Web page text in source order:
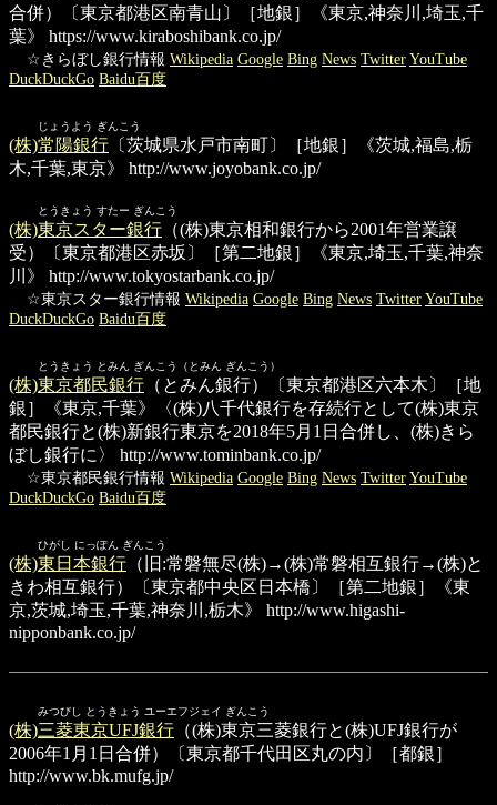
合併）〔東京都港区南青山〕［地銀］《東京,神奈川,埼玉,千
葉》
https://www.kiraboshibank.co.jp/
☆きらぼし銀行情報 Wikipedia Google Bing News Twitter YouTube
DuckDuckGo Baidu百度
じょうよう ぎんこう
(株)常陽銀行 〔茨城県水戸市南町〕［地銀］《茨城,福島,栃
木,千葉,東京》
http://www.joyobank.co.jp/
とうきょう すたー ぎんこう
(株)東京スター銀行 （(株)東京相和銀行から2001年営業譲
受）〔東京都港区赤坂〕［第二地銀］《東京,埼玉,千葉,神奈
川》
http://www.tokyostarbank.co.jp/
☆東京スター銀行情報 Wikipedia Google Bing News Twitter YouTube
DuckDuckGo Baidu百度
とうきょう とみん ぎんこう（とみん ぎんこう）
(株)東京都民銀行 （とみん銀行）〔東京都港区六本木〕［地
銀］《東京,千葉》〈(株)八千代銀行を存続行として(株)東京
都民銀行と(株)新銀行東京を2018年5月1日合併し、(株)きら
ぼし銀行に〉
http://www.tominbank.co.jp/
☆東京都民銀行情報 Wikipedia Google Bing News Twitter YouTube
DuckDuckGo Baidu百度
ひがし にっぽん ぎんこう
(株)東日本銀行 （旧:常磐無尽(株)→(株)常磐相互銀行→(株)と
きわ相互銀行）〔東京都中央区日本橋〕［第二地銀］《東
京,茨城,埼玉,千葉,神奈川,栃木》
http://www.higashi-
nipponbank.co.jp/
みつびし とうきょう ユーエフジェイ ぎんこう
(株)三菱東京UFJ銀行 （(株)東京三菱銀行と(株)UFJ銀行が
2006年1月1日合併）〔東京都千代田区丸の内〕［都銀］
http://www.bk.mufg.jp/